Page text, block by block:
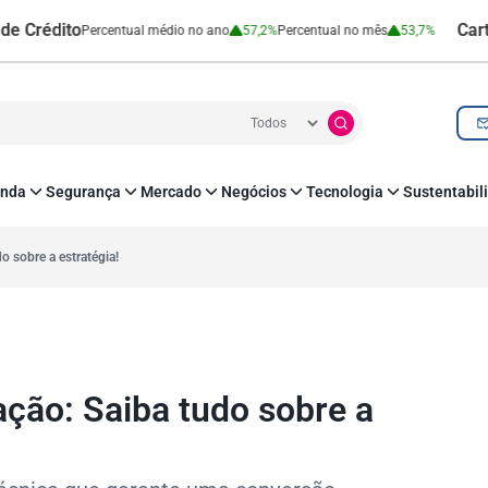
Percentual médio no ano 57,2%Percentual no mês 53,7% Cartão de
Segurança
de Dados
Mercado
Open Finance
Negócios Tecnologia
sobre a estratégia!
Saiba tudo sobre a